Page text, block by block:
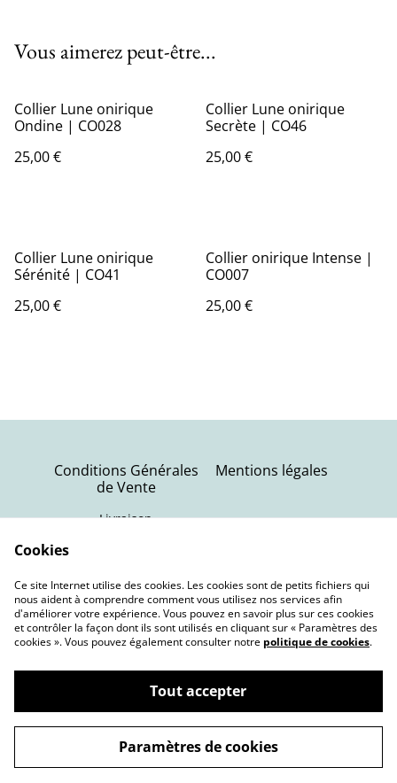
Vous aimerez peut-être...
Collier Lune onirique
Ondine | CO028
25,00 €
Collier Lune onirique
Secrète | CO46
25,00 €
Collier Lune onirique
Sérénité | CO41
25,00 €
Collier onirique Intense |
CO007
25,00 €
Conditions Générales
de Vente
Livraison
Mentions légales
Politique de cookies
©2026Terra Nebula | Bijoux oniriques
powered by
Cookies
Ce site Internet utilise des cookies. Les cookies sont de petits fichiers qui
nous aident à comprendre comment vous utilisez nos services afin
d'améliorer votre expérience. Vous pouvez en savoir plus sur ces cookies
et contrôler la façon dont ils sont utilisés en cliquant sur « Paramètres des
cookies ». Vous pouvez également consulter notre politique de cookies.
Tout accepter
Paramètres de cookies